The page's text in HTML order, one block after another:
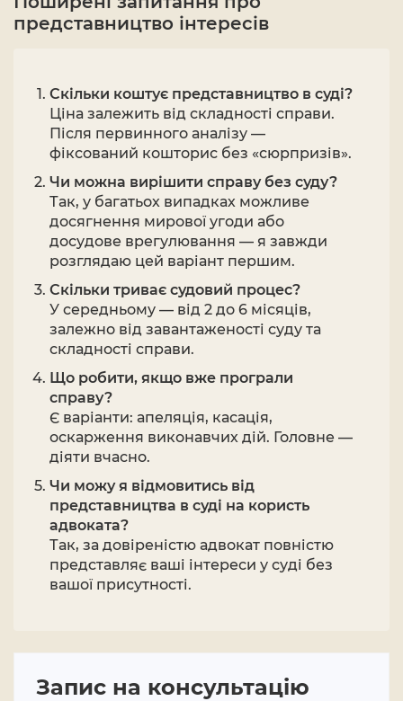
представництво інтересів
Скільки коштує представництво в суді?
Ціна залежить від складності справи.
Після первинного аналізу —
фіксований кошторис без «сюрпризів».
Чи можна вирішити справу без суду?
Так, у багатьох випадках можливе
досягнення мирової угоди або
досудове врегулювання — я завжди
розглядаю цей варіант першим.
Скільки триває судовий процес?
У середньому — від 2 до 6 місяців,
залежно від завантаженості суду та
складності справи.
Що робити, якщо вже програли
справу?
Є варіанти: апеляція, касація,
оскарження виконавчих дій. Головне —
діяти вчасно.
Чи можу я відмовитись від
представництва в суді на користь
адвоката?
Так, за довіреністю адвокат повністю
представляє ваші інтереси у суді без
вашої присутності.
Запис на консультацію